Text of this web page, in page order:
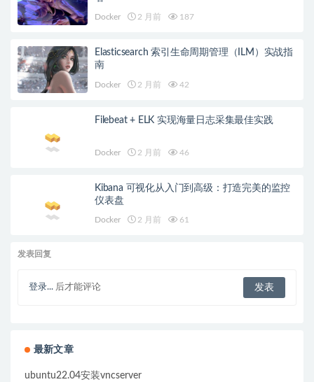
Docker 2 月前 187
Elasticsearch 索引生命周期管理（ILM）实战指
南
Docker 2 月前 42
Filebeat + ELK 实现海量日志采集最佳实践
Docker 2 月前 46
Kibana 可视化从入门到高级：打造完美的监控
仪表盘
Docker 2 月前 61
发表回复
登录... 后才能评论
最新文章
ubuntu22.04安装vncserver